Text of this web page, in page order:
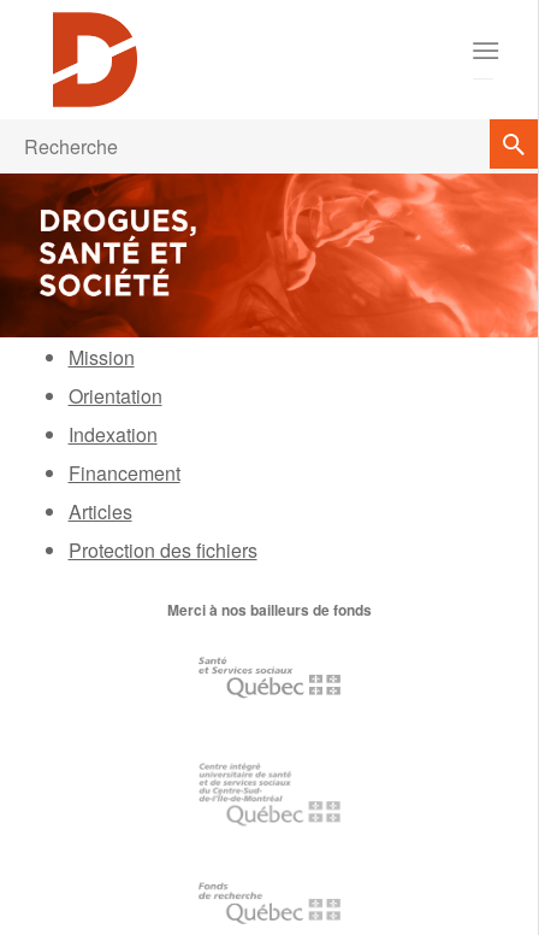
Mission
Orientation
Indexation
Financement
Articles
Protection des fichiers
Merci à nos bailleurs de fonds